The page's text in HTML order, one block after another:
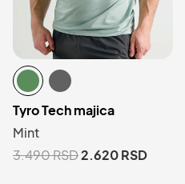
Tyro Tech majica
Mint
3.490RSD2.620RSD